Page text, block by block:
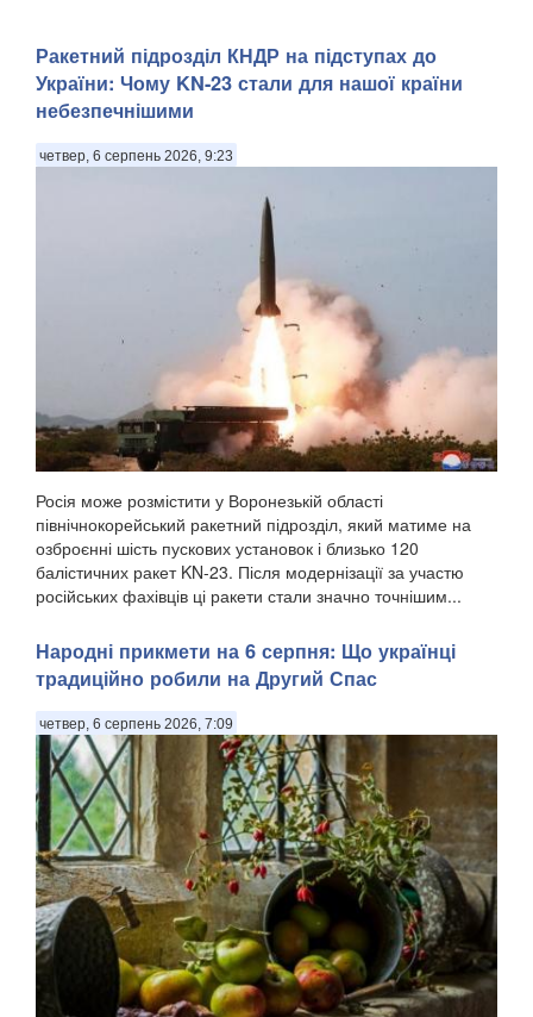
Ракетний підрозділ КНДР на підступах до
України: Чому KN-23 стали для нашої країни
небезпечнішими
четвер, 6 серпень 2026, 9:23
Росія може розмістити у Воронезькій області
північнокорейський ракетний підрозділ, який матиме на
озброєнні шість пускових установок і близько 120
балістичних ракет KN-23. Після модернізації за участю
російських фахівців ці ракети стали значно точнішим...
Народні прикмети на 6 серпня: Що українці
традиційно робили на Другий Спас
четвер, 6 серпень 2026, 7:09